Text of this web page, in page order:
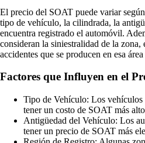
El precio del SOAT puede variar
tipo de vehículo, la cilindrada, la
encuentra registrado el automóvil.
consideran la siniestralidad de la zona,
accidentes que se producen en esa
Factores que Influyen en el
Tipo de Vehículo: Los vehículos
tener un costo de SOAT más
Antigüedad del Vehículo: Los
tener un precio de SOAT más